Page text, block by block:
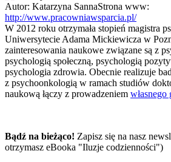
Autor: Katarzyna SannaStrona www:
http://www.pracowniawsparcia.pl/
W 2012 roku otrzymała stopień magistra
Uniwersytecie Adama Mickiewicza w
zainteresowania naukowe związane są z
psychologią społeczną, psychologią
psychologia zdrowia. Obecnie realizuje
z psychoonkologią w ramach studiów
naukową łączy z prowadzeniem własnego
Bądź na bieżąco! Zapisz się na nasz
otrzymasz eBooka "Iluzje codzienności")